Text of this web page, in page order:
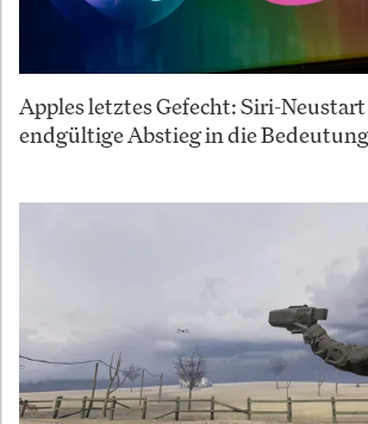
Apples letztes Gefecht: Siri-
endgültige Abstieg in die